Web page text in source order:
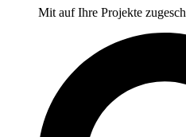
Mit auf Ihre Projekte